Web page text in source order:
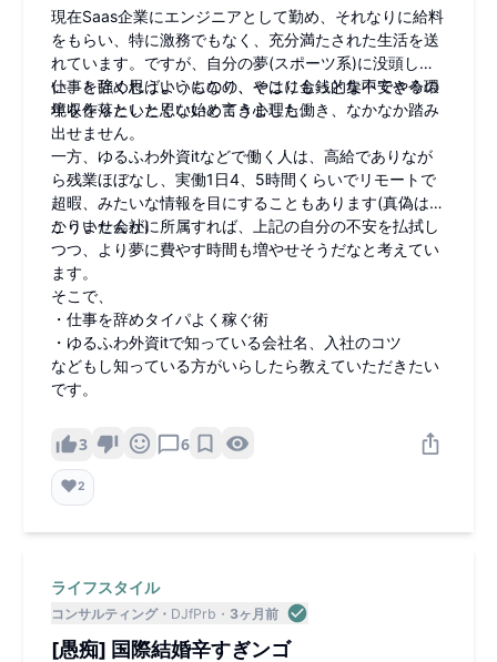
現在Saas企業にエンジニアとして勤め、それなりに給料
をもらい、特に激務でもなく、充分満たされた生活を送
れています。ですが、自分の夢(スポーツ系)に没頭した
い、と強く思うようになり、そこにもっと集中できる環
境を作りたいと思い始めてきました。
仕事を辞めればいいものの、やはり金銭的な不安や今の
年収を落としたくないと言う心理も働き、なかなか踏み
出せません。
一方、ゆるふわ外資itなどで働く人は、高給でありなが
ら残業ほぼなし、実働1日4、5時間くらいでリモートで
超暇、みたいな情報を目にすることもあります(真偽は分
かりませんが)
こういた会社に所属すれば、上記の自分の不安を払拭し
つつ、より夢に費やす時間も増やせそうだなと考えてい
ます。
そこで、
・仕事を辞めタイパよく稼ぐ術
・ゆるふわ外資itで知っている会社名、入社のコツ
などもし知っている方がいらしたら教えていただきたい
です。
3 6
❤️2
ライフスタイル
コンサルティング DJfPrb 3ヶ月前
[愚痴] 国際結婚辛すぎンゴ